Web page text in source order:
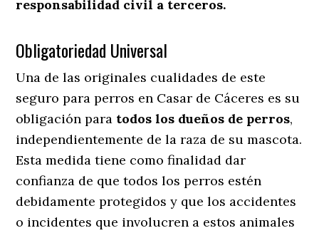
responsabilidad civil a terceros.
Obligatoriedad Universal
Una de las originales cualidades de este
seguro para perros en Casar de Cáceres es su
obligación para todos los dueños de perros,
independientemente de la raza de su mascota.
Esta medida tiene como finalidad dar
confianza de que todos los perros estén
debidamente protegidos y que los accidentes
o incidentes que involucren a estos animales